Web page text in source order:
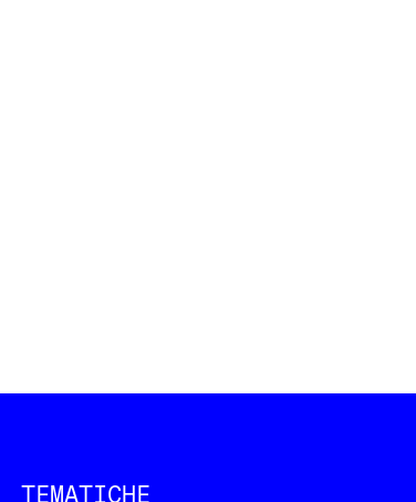
TEMATICHE